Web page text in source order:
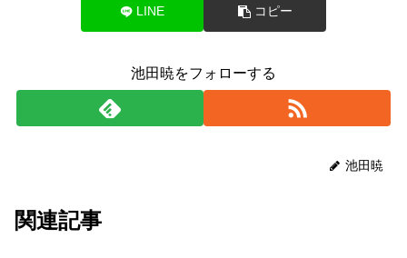
LINE コピー
池田暁をフォローする
池田暁
関連記事